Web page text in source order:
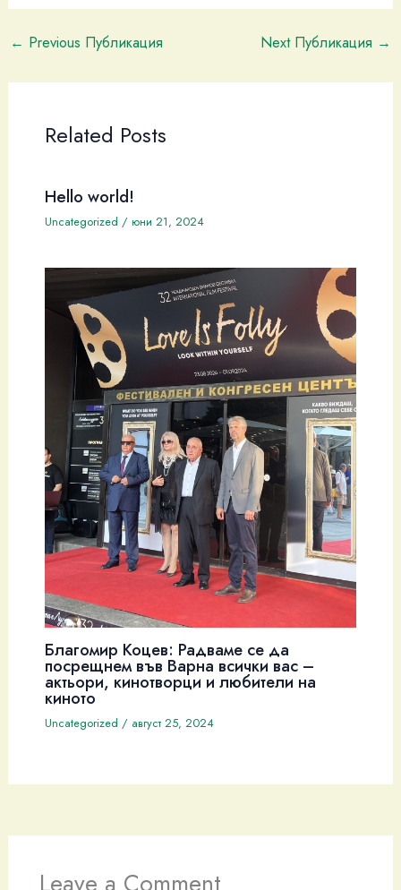
← Previous Публикация Next Публикация →
Related Posts
Hello world!
Uncategorized / юни 21, 2024
Благомир Коцев: Радваме се да
посрещнем във Варна всички вас –
актьори, кинотворци и любители на
киното
Uncategorized / август 25, 2024